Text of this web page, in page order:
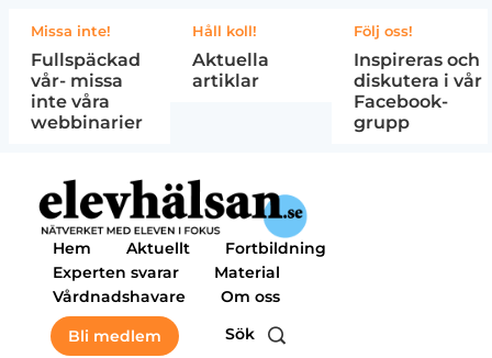
Missa inte!
Fullspäckad
vår- missa
inte våra
webbinarier
Håll koll!
Aktuella
artiklar
Följ oss!
Inspireras och
diskutera i vår
Facebook-
grupp
Hem Aktuellt
Fortbildning
Experten svarar
Material
Vårdnadshavare
Om oss
Bli medlem
Sök